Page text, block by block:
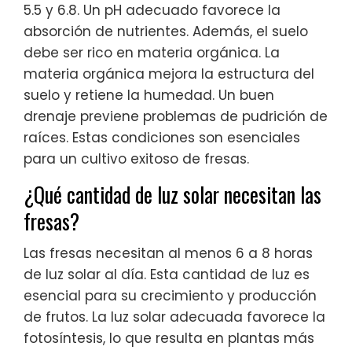
5.5 y 6.8. Un pH adecuado favorece la
absorción de nutrientes. Además, el suelo
debe ser rico en materia orgánica. La
materia orgánica mejora la estructura del
suelo y retiene la humedad. Un buen
drenaje previene problemas de pudrición de
raíces. Estas condiciones son esenciales
para un cultivo exitoso de fresas.
¿Qué cantidad de luz solar necesitan las
fresas?
Las fresas necesitan al menos 6 a 8 horas
de luz solar al día. Esta cantidad de luz es
esencial para su crecimiento y producción
de frutos. La luz solar adecuada favorece la
fotosíntesis, lo que resulta en plantas más